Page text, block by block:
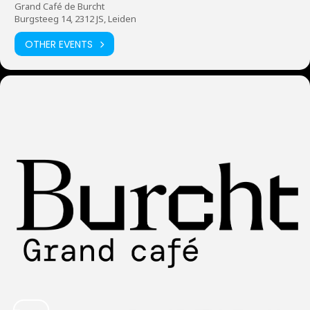
Henk van Muijen Trombone / vocals
Harry Hack Trombone / vocals,
Luuk Jellema Contrabas / Sousafoon
Henk van Muijen heeft jarenlang in de frontline van TED EASTONS
JAZZBAND gespeeld, en heeft met veel grote Amerikaanse
Jazzmusici opgetreden.
Grand Café de Burcht
Burgsteeg 14, 2312 JS, Leiden
OTHER EVENTS